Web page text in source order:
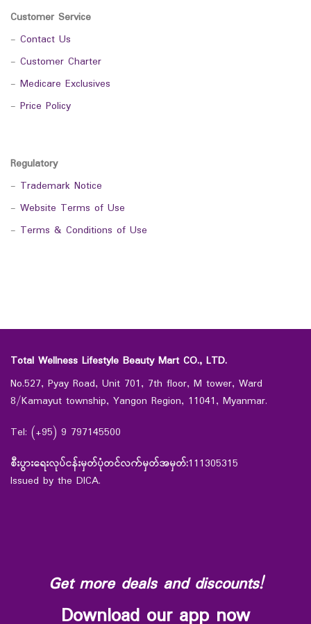
Customer Service
- Contact Us
- Customer Charter
- Medicare Exclusives
- Price Policy
Regulatory
- Trademark Notice
- Website Terms of Use
- Terms & Conditions of Use
Total Wellness Lifestyle Beauty Mart CO., LTD.
No.527, Pyay Road, Unit 701, 7th floor, M tower, Ward
8/Kamayut township, Yangon Region, 11041, Myanmar.
Tel: (+95) 9 797145500
စီးပွားရေးလုပ်ငန်းမှတ်ပုံတင်လက်မှတ်အမှတ်:111305315
Issued by the DICA.
Get more deals and discounts!
Download our app now